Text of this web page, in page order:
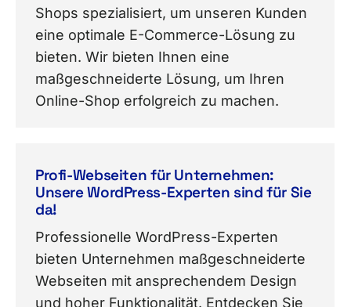
Shops spezialisiert, um unseren Kunden
eine optimale E-Commerce-Lösung zu
bieten. Wir bieten Ihnen eine
maßgeschneiderte Lösung, um Ihren
Online-Shop erfolgreich zu machen.
Profi-Webseiten für Unternehmen:
Unsere WordPress-Experten sind für Sie
da!
Professionelle WordPress-Experten
bieten Unternehmen maßgeschneiderte
Webseiten mit ansprechendem Design
und hoher Funktionalität. Entdecken Sie